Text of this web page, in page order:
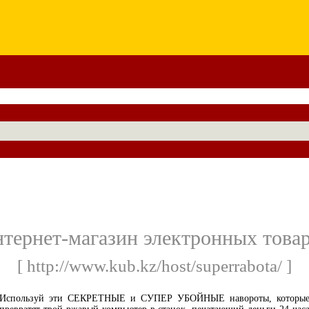
магазин электронных
[ http://www.kub.kz/host/superrabota/ ]
Используй эти СЕКРЕТНЫЕ и СУПЕР УБОЙНЫЕ навороты, которые